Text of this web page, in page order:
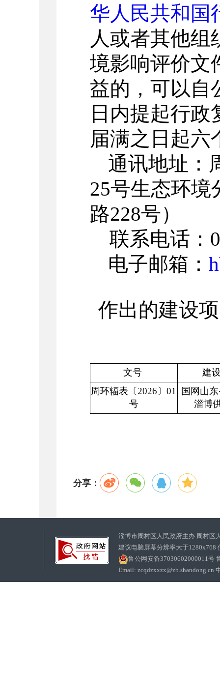
华人民共和国
人或者其他组
境影响评价文
益的，可以自
日内提起行
届满之日起六
通讯地址：
25号生态环境
路228号）
联系电话：
电子邮箱：
作出的建设
文号
建
周环辐表〔 2026〕01
号
国网山
淄博
分享：
淄博市周村区人民政府主办 周村区
建议电脑屏幕分辨率大于1280x768
鲁公网安备37030602000011号
Email: zcqdzxxzx@zb.shandong.cn